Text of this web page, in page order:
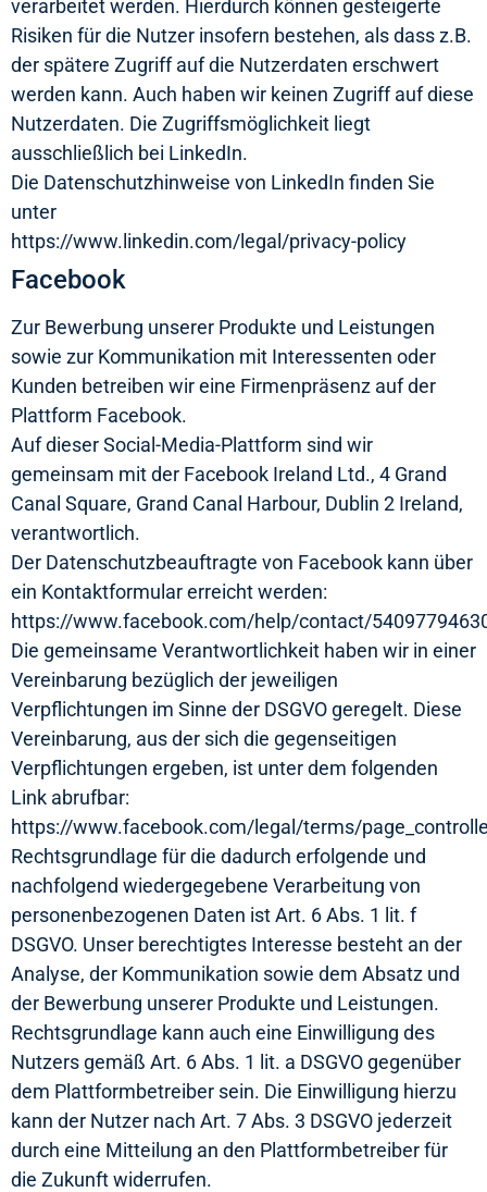
verarbeitet werden. Hierdurch können gesteigerte
Risiken für die Nutzer insofern bestehen, als dass z.B.
der spätere Zugriff auf die Nutzerdaten erschwert
werden kann. Auch haben wir keinen Zugriff auf diese
Nutzerdaten. Die Zugriffsmöglichkeit liegt
ausschließlich bei LinkedIn.
Die Datenschutzhinweise von LinkedIn finden Sie
unter
https://www.linkedin.com/legal/privacy-policy
Facebook
Zur Bewerbung unserer Produkte und Leistungen
sowie zur Kommunikation mit Interessenten oder
Kunden betreiben wir eine Firmenpräsenz auf der
Plattform Facebook.
Auf dieser Social-Media-Plattform sind wir
gemeinsam mit der Facebook Ireland Ltd., 4 Grand
Canal Square, Grand Canal Harbour, Dublin 2 Ireland,
verantwortlich.
Der Datenschutzbeauftragte von Facebook kann über
ein Kontaktformular erreicht werden:
https://www.facebook.com/help/contact/
Die gemeinsame Verantwortlichkeit haben wir in einer
Vereinbarung bezüglich der jeweiligen
Verpflichtungen im Sinne der DSGVO geregelt. Diese
Vereinbarung, aus der sich die gegenseitigen
Verpflichtungen ergeben, ist unter dem folgenden
Link abrufbar:
https://www.facebook.com/legal/terms/
Rechtsgrundlage für die dadurch erfolgende und
nachfolgend wiedergegebene Verarbeitung von
personenbezogenen Daten ist Art. 6 Abs. 1 lit. f
DSGVO. Unser berechtigtes Interesse besteht an der
Analyse, der Kommunikation sowie dem Absatz und
der Bewerbung unserer Produkte und Leistungen.
Rechtsgrundlage kann auch eine Einwilligung des
Nutzers gemäß Art. 6 Abs. 1 lit. a DSGVO gegenüber
dem Plattformbetreiber sein. Die Einwilligung hierzu
kann der Nutzer nach Art. 7 Abs. 3 DSGVO jederzeit
durch eine Mitteilung an den Plattformbetreiber für
die Zukunft widerrufen.